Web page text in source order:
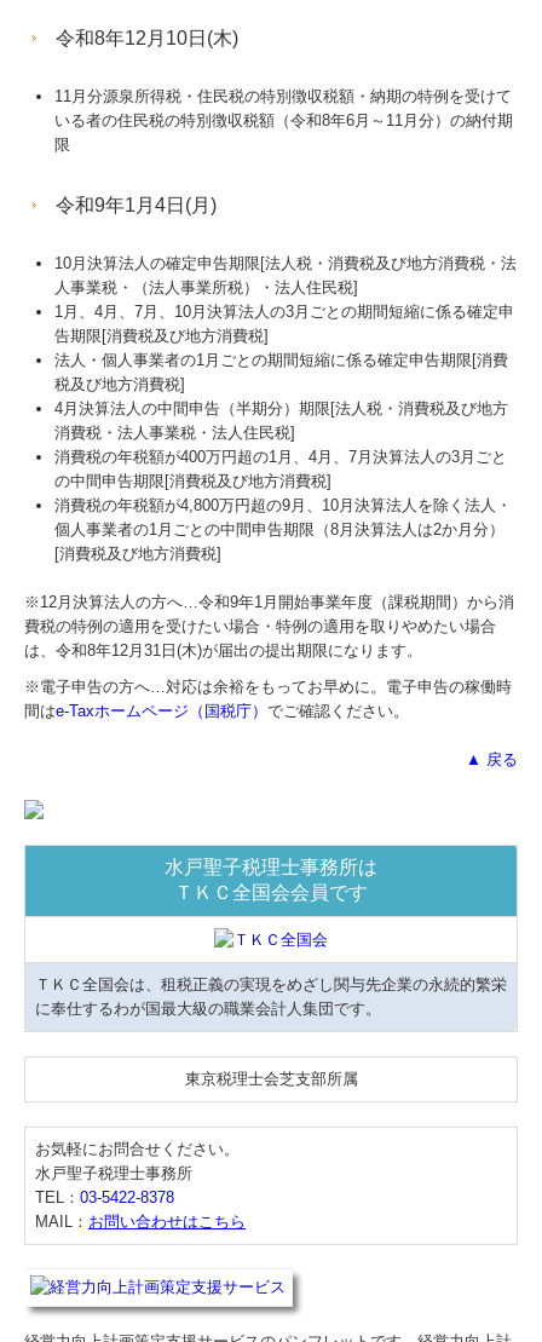
令和8年12月10日(木)
11月分源泉所得税・住民税の特別徴収税額・納期の特例を受けて
いる者の住民税の特別徴収税額（令和8年6月～11月分）の納付期
限
令和9年1月4日(月)
10月決算法人の確定申告期限[法人税・消費税及び地方消費税・法
人事業税・（法人事業所税）・法人住民税]
1月、4月、7月、10月決算法人の3月ごとの期間短縮に係る確定申
告期限[消費税及び地方消費税]
法人・個人事業者の1月ごとの期間短縮に係る確定申告期限[消費
税及び地方消費税]
4月決算法人の中間申告（半期分）期限[法人税・消費税及び地方
消費税・法人事業税・法人住民税]
消費税の年税額が400万円超の1月、4月、7月決算法人の3月ごと
の中間申告期限[消費税及び地方消費税]
消費税の年税額が4,800万円超の9月、10月決算法人を除く法人・
個人事業者の1月ごとの中間申告期限（8月決算法人は2か月分）
[消費税及び地方消費税]
※12月決算法人の方へ…令和9年1月開始事業年度（課税期間）から消
費税の特例の適用を受けたい場合・特例の適用を取りやめたい場合
は、令和8年12月31日(木)が届出の提出期限になります。
※電子申告の方へ…対応は余裕をもってお早めに。電子申告の稼働時
間はe-Taxホームページ（国税庁） でご確認ください。
▲ 戻る
水戸聖子税理士事務所は
ＴＫＣ全国会会員です
ＴＫＣ全国会は、租税正義の実現をめざし関与先企業の永続的繁栄
に奉仕するわが国最大級の職業会計人集団です。
東京税理士会芝支部所属
お気軽にお問合せください。
水戸聖子税理士事務所
TEL： 03-5422-8378
MAIL： お問い合わせはこちら